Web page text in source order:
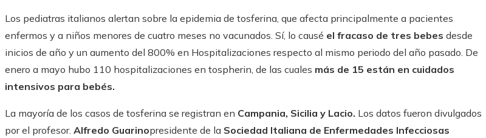
Los pediatras italianos alertan sobre la epidemia de tosferina, que afecta principalmente a pacientes
enfermos y a niños menores de cuatro meses no vacunados. Sí, lo causé el fracaso de tres bebes desde
inicios de año y un aumento del 800% en Hospitalizaciones respecto al mismo periodo del año pasado. De
enero a mayo hubo 110 hospitalizaciones en tospherin, de las cuales más de 15 están en cuidados
intensivos para bebés.
La mayoría de los casos de tosferina se registran en Campania, Sicilia y Lacio. Los datos fueron divulgados
por el profesor. Alfredo Guarinopresidente de la Sociedad Italiana de Enfermedades Infecciosas